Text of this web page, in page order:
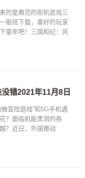
的是典范的街机逛戏三
般班下载，喜好的玩家
童年吧！三国和纪：风
错2021年11月8日
冒险逛戏”和5G手机遇
？面临机能黑洞的吞
？近日，外国挪动